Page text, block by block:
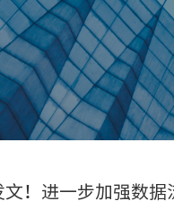
文！进一步加强数